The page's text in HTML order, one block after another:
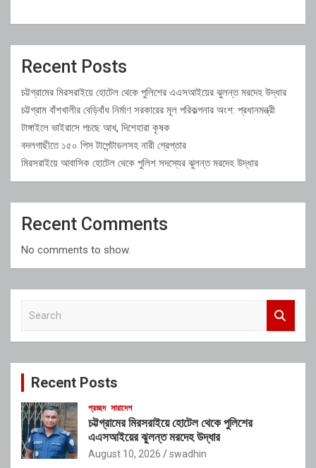
Recent Posts
চট্টগ্রামের মিরসরাইয়ে হোটেল থেকে পুলিশের এএসআইয়ের ঝুলন্ত মরদেহ উদ্ধার
চট্টগ্রাম বাঁশখালীর বেড়িবাঁধ নির্মাণ সরকারের মূল পরিকল্পনার অংশ: প্রধানমন্ত্রী
টাঙ্গাইলে ভাইরাসে পচছে আখ, দিশেহারা কৃষক
বদলগাছীতে ১৫০ পিস টাপেন্টাডলসহ নারী গ্রেপ্তার
মিরসরাইয়ে আবাসিক হোটেল থেকে পুলিশ সদস্যের ঝুলন্ত মরদেহ উদ্ধার
Recent Comments
No comments to show.
c
Recent Posts
প্রচ্ছদ সারাদেশ
চট্টগ্রামের মিরসরাইয়ে হোটেল থেকে পুলিশের
এএসআইয়ের ঝুলন্ত মরদেহ উদ্ধার
August 10, 2026 swadhin